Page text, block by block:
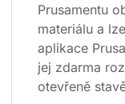
Prusamentu
materiálu a
aplikace
jej zdarma
otevřeně